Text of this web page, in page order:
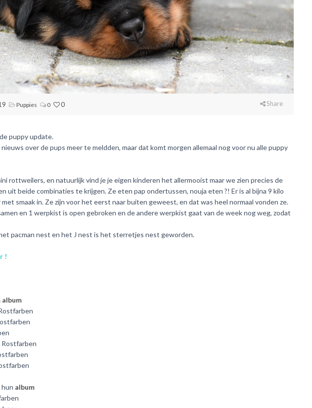
Puppies 0 0 Share
puppy update.
over de pups meer te meldden, maar dat komt morgen allemaal nog voor nu alle puppy
rottweilers, en natuurlijk vind je je eigen kinderen het allermooist maar we zien precies de
uit beide combinaties te krijgen. Ze eten pap ondertussen, nouja eten ?! Er is al bijna 9 kilo
smaak in. Ze zijn voor het eerst naar buiten geweest, en dat was heel normaal vonden ze.
en 1 werpkist is open gebroken en de andere werpkist gaat van de week nog weg, zodat
pacman nest en het J nest is het sterretjes nest geworden.
!
album
Rostfarben
hun album